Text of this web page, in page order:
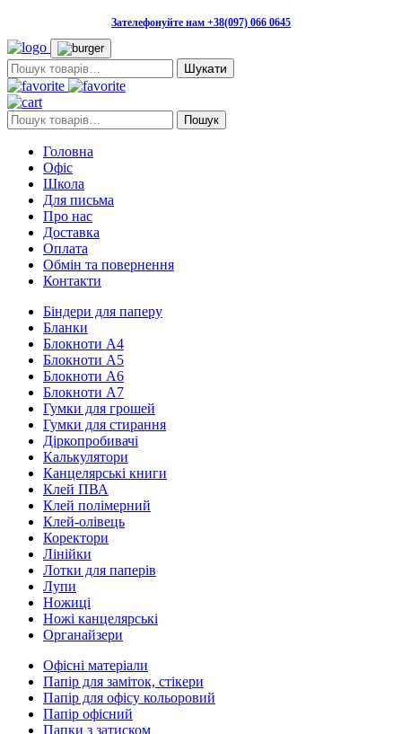
Зателефонуйте нам +38(097) 066 0645
Пошук:
Пошук: Пошук
Головна
Офіс
Школа
Для письма
Про нас
Доставка
Оплата
Обмін та повернення
Контакти
Біндери для паперу
Бланки
Блокноти А4
Блокноти А5
Блокноти А6
Блокноти А7
Гумки для грошей
Гумки для стирання
Діркопробивачі
Калькулятори
Канцелярські книги
Клей ПВА
Клей полімерний
Клей-олівець
Коректори
Лінійки
Лотки для паперів
Лупи
Ножиці
Ножі канцелярські
Органайзери
Офісні матеріали
Папір для заміток, стікери
Папір для офісу кольоровий
Папір офісний
Папки з затиском